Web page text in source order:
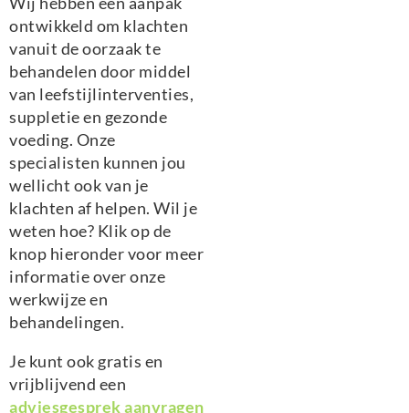
ontwikkeld om klachten
vanuit de oorzaak te
behandelen door middel
van leefstijlinterventies,
suppletie en gezonde
voeding. Onze
specialisten kunnen jou
wellicht ook van je
klachten af helpen. Wil je
weten hoe? Klik op de
knop hieronder voor meer
informatie over onze
werkwijze en
behandelingen.
Je kunt ook gratis en
vrijblijvend een
adviesgesprek aanvragen